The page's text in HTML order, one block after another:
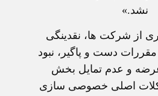
نشد.»
از شرکت ها، نقدينگی
مقررات دست و پاگير، نبود
و عدم تمايل بخش
اصلی خصوصی سازی